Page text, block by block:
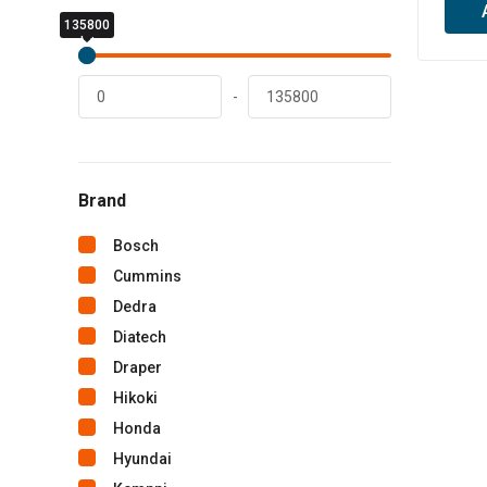
0
lei
135800
lei
-
Brand
Bosch
Cummins
Dedra
Diatech
Draper
Hikoki
Honda
Hyundai